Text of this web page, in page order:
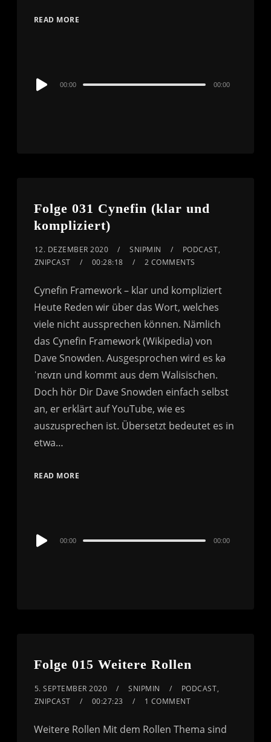
READ MORE
Audio
00:00 00:00
Folge 031 Cynefin (klar und
kompliziert)
12. DEZEMBER 2020 SNIPMIN PODCAST,
ZNIPCAST
00:28:18 2 COMMENTS
Cynefin Framework – klar und kompliziert
Heute Reden wir über das Wort, welches
viele nicht aussprechen können. Nämlich
das Cynefin Framework (Wikipedia) von
Dave Snowden. Ausgesprochen wird es kə
ˈnɛvɪn und kommt aus dem Walisischen.
Doch hör Dir Dave Snowden einfach selbst
an, er erklärt auf YouTube, wie es
auszusprechen ist. Übersetzt bedeutet es in
etwa…
READ MORE
Audio
00:00 00:00
Folge 015 Weitere Rollen
5. SEPTEMBER 2020 SNIPMIN PODCAST,
ZNIPCAST
00:27:23 1 COMMENT
Weitere Rollen Mit dem Rollen Thema sind